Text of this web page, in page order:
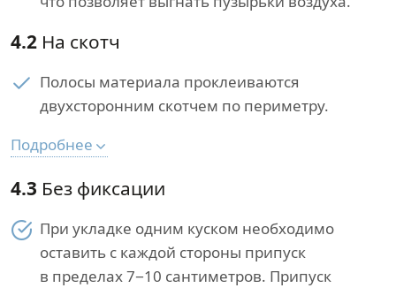
4.2 На скотч
Полосы материала проклеиваются
двухсторонним скотчем по периметру.
Подробнее
4.3 Без фиксации
При укладке одним куском необходимо
оставить с каждой стороны припуск
в пределах 7−10 сантиметров. Припуск